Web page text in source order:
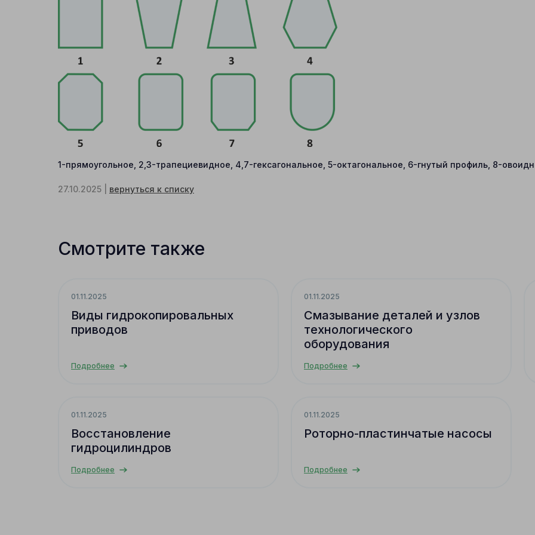
1-прямоугольное, 2,3-трапециевидное, 4,7-гексагональное, 5-октагональное, 6-гнутый профиль, 8-
27.10.2025 | вернуться к списку
Смотрите также
01.11.2025
Виды гидрокопировальных
приводов
Подробнее
01.11.2025
Смазывание деталей и узлов
технологического
оборудования
Подробнее
01.11.2025
Восстановление
гидроцилиндров
Подробнее
01.11.2025
Роторно-пластинчатые насосы
Подробнее